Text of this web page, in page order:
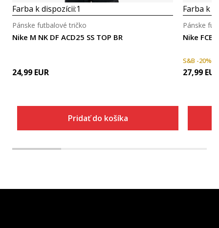
Farba k dispozícii:1
Nike M NK DF ACD25 SS TOP BR
Pánske futbalové tričko
24,99 EUR
Pridať do košíka
Farba k
Nike FCB
Pánske
S&B -20%
27,99 EUR